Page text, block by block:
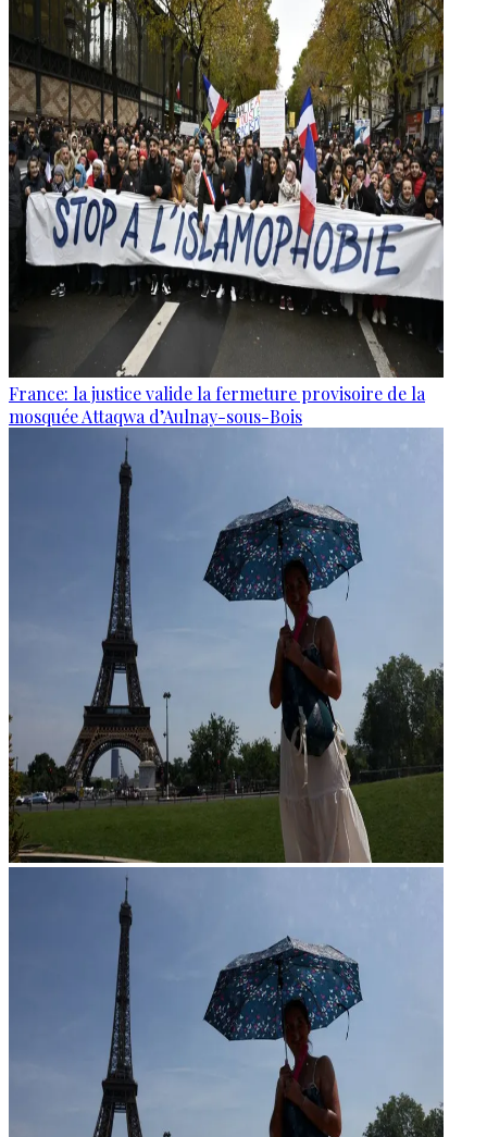
France: la justice valide la fermeture provisoire de la
mosquée Attaqwa d’Aulnay-sous-Bois